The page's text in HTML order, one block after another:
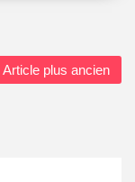
Article plus ancien